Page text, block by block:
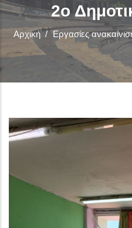
2ο
Αρχική / Εργασίες